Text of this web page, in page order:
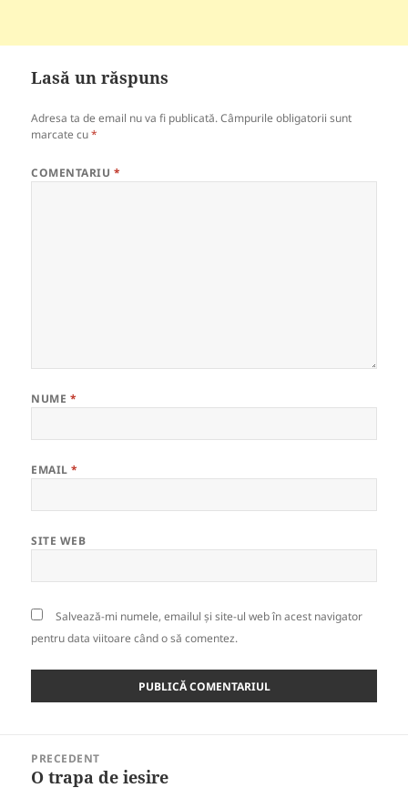
Lasă un răspuns
Adresa ta de email nu va fi publicată. Câmpurile obligatorii sunt
marcate cu*
COMENTARIU *
NUME *
EMAIL*
SITE WEB
Salvează-mi numele, emailul și site-ul web în acest navigator
pentru data viitoare când o să comentez.
PRECEDENT
Articolul
O trapa de iesire